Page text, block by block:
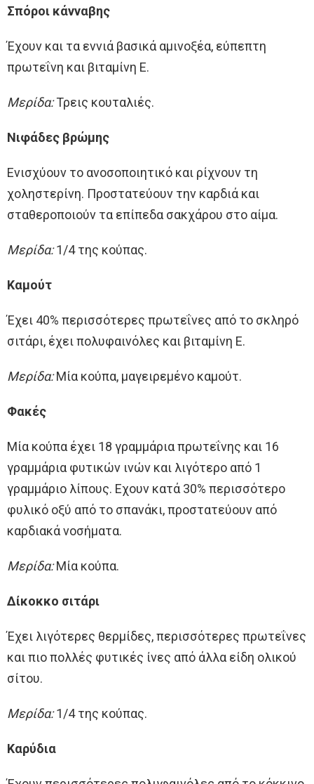
Σπόροι κάνναβης
Έχουν και τα εννιά βασικά αμινοξέα, εύπεπτη
πρωτεΐνη και βιταμίνη Ε.
Μερίδα:Τρεις κουταλιές.
Νιφάδες βρώμης
Ενισχύουν το ανοσοποιητικό και ρίχνουν τη
χοληστερίνη. Προστατεύουν την καρδιά και
σταθεροποιούν τα επίπεδα σακχάρου στο αίμα.
Μερίδα:1/4 της κούπας.
Καμούτ
Έχει 40% περισσότερες πρωτεΐνες από το σκληρό
σιτάρι, έχει πολυφαινόλες και βιταμίνη Ε.
Μερίδα:Μία κούπα, μαγειρεμένο καμούτ.
Φακές
Μία κούπα έχει 18 γραμμάρια πρωτεΐνης και 16
γραμμάρια φυτικών ινών και λιγότερο από 1
γραμμάριο λίπους. Εχουν κατά 30% περισσότερο
φυλικό οξύ από το σπανάκι, προστατεύουν από
καρδιακά νοσήματα.
Μερίδα:Μία κούπα.
Δίκοκκο σιτάρι
Έχει λιγότερες θερμίδες, περισσότερες πρωτεΐνες
και πιο πολλές φυτικές ίνες από άλλα είδη ολικού
σίτου.
Μερίδα:1/4 της κούπας.
Καρύδια